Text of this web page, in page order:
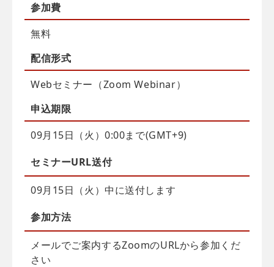
参加費
無料
配信形式
Webセミナー（Zoom Webinar）
申込期限
09月15日（火）0:00まで(GMT+9)
セミナーURL送付
09月15日（火）中に送付します
参加方法
メールでご案内するZoomのURLから参加くだ
さい